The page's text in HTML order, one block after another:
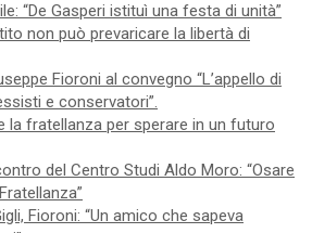
“De Gasperi istituì una festa di unità”
non può prevaricare la libertà di
Fioroni al convegno “L’appello di
e conservatori”.
la fratellanza per sperare in un futuro
del Centro Studi Aldo Moro: “Osare
Fioroni: “Un amico che sapeva